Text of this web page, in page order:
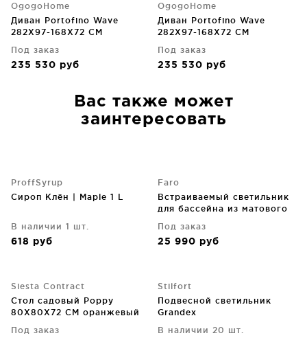
OgogoHome
Диван Portofino Wave
282X97-168X72 CM
Под заказ
235 530 руб
OgogoHome
Диван Portofino Wave
282X97-168X72 CM
Под заказ
235 530 руб
Вас также может
заинтересовать
ProffSyrup
Сироп Клён | Maple 1 L
В наличии 1 шт.
618 руб
Faro
Встраиваемый светильник
для бассейна из матового
Под заказ
25 990 руб
Siesta Contract
Стол садовый Poppy
80X80X72 CM оранжевый
Под заказ
Stilfort
Подвесной светильник
Grandex
В наличии 20 шт.